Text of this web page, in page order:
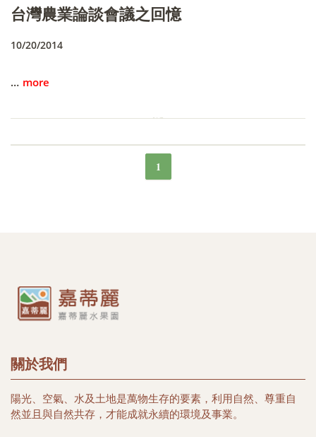
台灣農業論談會議之回憶
10/20/2014
… more
1
關於我們
陽光、空氣、水及土地是萬物生存的要素，利用自然、尊重自
然並且與自然共存，才能成就永續的環境及事業。